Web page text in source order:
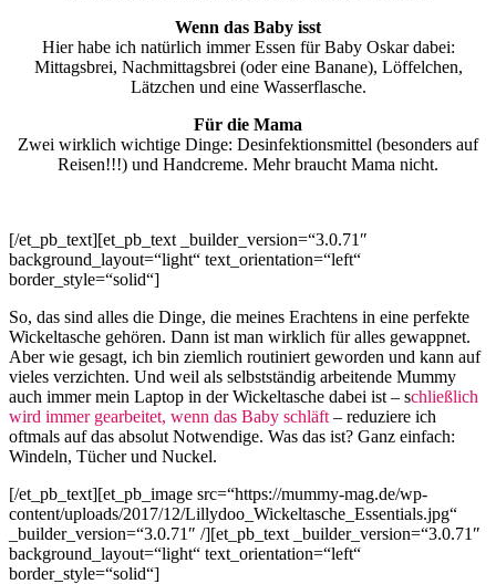
Wenn das Baby isst
Hier habe ich natürlich immer Essen für Baby Oskar dabei:
Mittagsbrei, Nachmittagsbrei (oder eine Banane), Löffelchen,
Lätzchen und eine Wasserflasche.
Für die Mama
Zwei wirklich wichtige Dinge: Desinfektionsmittel (besonders auf
Reisen!!!) und Handcreme. Mehr braucht Mama nicht.
[/et_pb_text][et_pb_text _builder_version=“3.0.71″
background_layout=“light“ text_orientation=“left“
border_style=“solid“]
So, das sind alles die Dinge, die meines Erachtens in eine perfekte
Wickeltasche gehören. Dann ist man wirklich für alles gewappnet.
Aber wie gesagt, ich bin ziemlich routiniert geworden und kann auf
vieles verzichten. Und weil als selbstständig arbeitende Mummy
auch immer mein Laptop in der Wickeltasche dabei ist – schließlich
wird immer gearbeitet, wenn das Baby schläft – reduziere ich
oftmals auf das absolut Notwendige. Was das ist? Ganz einfach:
Windeln, Tücher und Nuckel.
[/et_pb_text][et_pb_image src=“https://mummy-mag.de/wp-
content/uploads/2017/12/Lillydoo_Wickeltasche_Essentials.jpg“
_builder_version=“3.0.71″ /][et_pb_text _builder_version=“3.0.71″
background_layout=“light“ text_orientation=“left“
border_style=“solid“]